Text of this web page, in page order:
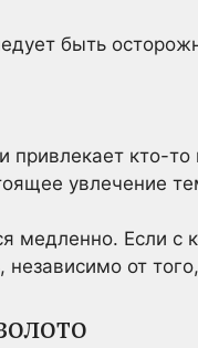
быть
привлекает кто-
увлечение
медленно. Если с
от